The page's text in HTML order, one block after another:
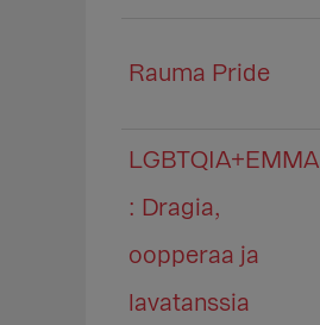
Rauma Pride
LGBTQIA+EMMA
: Dragia,
oopperaa ja
lavatanssia